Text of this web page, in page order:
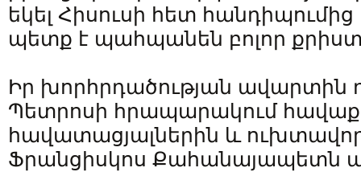
եկել Հիսուսի հետ հանդիպումից
պետք է պահպանեն բոլոր
Իր խորհրդածության ավարտին
Պետրոսի հրապարակում
հավատացյալներին և
Ֆրանցիսկոս Քահանայապետն